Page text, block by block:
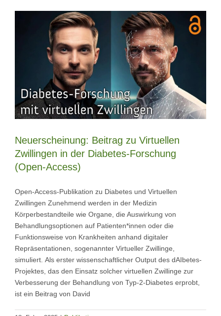
Neuerscheinung: Beitrag zu Virtuellen
Zwillingen in der Diabetes-Forschung
(Open-Access)
Open-Access-Publikation zu Diabetes und Virtuellen
Zwillingen Zunehmend werden in der Medizin
Körperbestandteile wie Organe, die Auswirkung von
Behandlungsoptionen auf Patienten*innen oder die
Funktionsweise von Krankheiten anhand digitaler
Repräsentationen, sogenannter Virtueller Zwillinge,
simuliert. Als erster wissenschaftlicher Output des dAIbetes-
Projektes, das den Einsatz solcher virtuellen Zwillinge zur
Verbesserung der Behandlung von Typ-2-Diabetes erprobt,
ist ein Beitrag von David